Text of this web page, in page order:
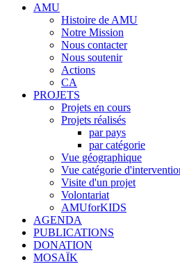
AMU
Histoire de AMU
Notre Mission
Nous contacter
Nous soutenir
Actions
CA
PROJETS
Projets en cours
Projets réalisés
par pays
par catégorie
Vue géographique
Vue catégorie
Visite d'un projet
Volontariat
AMUforKIDS
AGENDA
PUBLICATIONS
DONATION
MOSAÏK